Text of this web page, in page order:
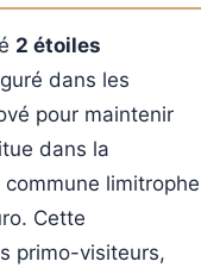
2 étoiles
dans les
pour maintenir
dans la
commune limitrophe
Cette
primo-visiteurs,